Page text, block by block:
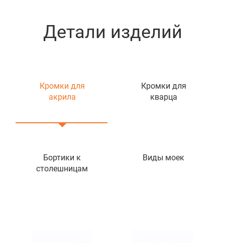
Детали изделий
Кромки для
акрила
Кромки для
кварца
Бортики к
столешницам
Виды моек